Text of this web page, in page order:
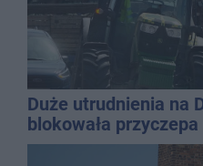
Duże utrudnienia na
blokowała